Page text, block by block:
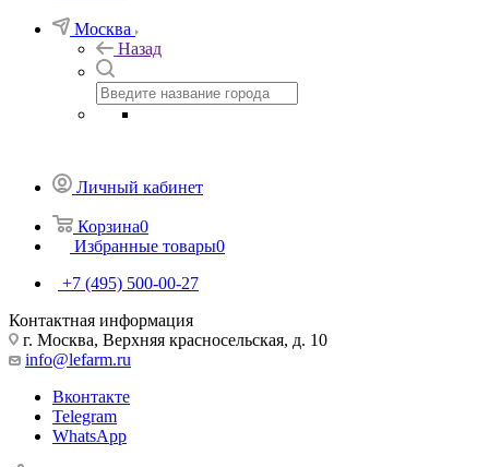
Москва
Назад
Личный кабинет
Корзина0
Избранные товары0
+7 (495) 500-00-27
Контактная информация
г. Москва, Верхняя красносельская, д. 10
info@lefarm.ru
Вконтакте
Telegram
WhatsApp